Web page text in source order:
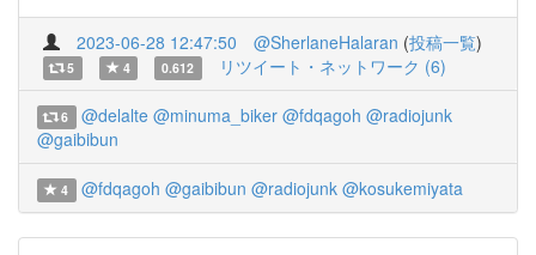
2023-06-28 12:47:50 @SherlaneHalaran (投稿一覧)
5 4 0.612 リツイート・ネットワーク (6)
6 @delalte @minuma_biker @fdqagoh @radiojunk
@gaibibun
4 @fdqagoh @gaibibun @radiojunk @kosukemiyata